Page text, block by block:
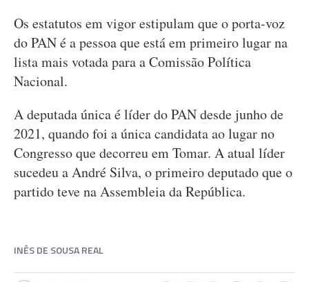
Os estatutos em vigor estipulam que o porta-voz
do PAN é a pessoa que está em primeiro lugar na
lista mais votada para a Comissão Política
Nacional.
A deputada única é líder do PAN desde junho de
2021, quando foi a única candidata ao lugar no
Congresso que decorreu em Tomar. A atual líder
sucedeu a André Silva, o primeiro deputado que o
partido teve na Assembleia da República.
INÊS DE SOUSA REAL